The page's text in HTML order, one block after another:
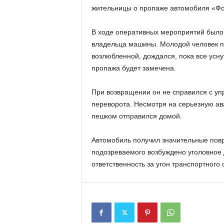
жительницы о пропаже автомобиля
В ходе оперативных мероприятий
владельца машины. Молодой человек
возлюбленной, дождался, пока все
пропажа будет замечена.
При возвращении он не справился с
переворота. Несмотря на серьезную
пешком отправился домой.
Автомобиль получил значительные
подозреваемого возбуждено
ответственность за угон транспортного